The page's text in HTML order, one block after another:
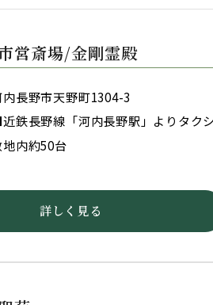
営斎場/金剛霊殿
内長野市天野町1304-3
鉄長野線「河内長野駅」よりタク
地内約50台
詳しく見る